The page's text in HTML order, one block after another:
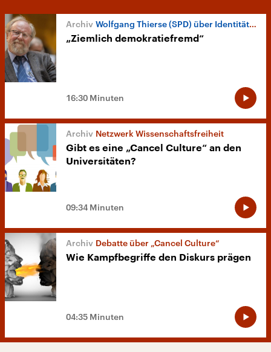
Wolfgang Thierse (SPD) über Identitätspolitik
„Ziemlich demokratiefremd“
16:30 Minuten
Netzwerk Wissenschaftsfreiheit
Gibt es eine „Cancel Culture“ an den
Universitäten?
09:34 Minuten
Debatte über „Cancel Culture“
Wie Kampfbegriffe den Diskurs prägen
04:35 Minuten